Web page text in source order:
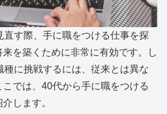
直す際、手に職をつける仕事を探
を築くために非常に有効です。し
種に挑戦するには、従来とは異な
では、40代から手に職をつける
します。